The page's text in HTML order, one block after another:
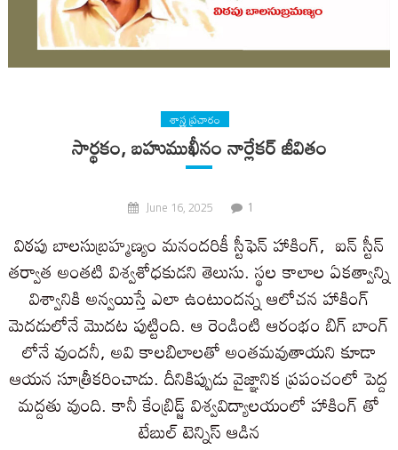
శాస్త్ర ప్రచారం
సార్థకం, బహుముఖీనం నార్లేకర్ జీవితం
June 16, 2025 1
విఠపు బాలసుబ్రహ్మణ్యం మనందరికీ స్టీఫెన్ హాకింగ్, ఐన్ స్టీన్
తర్వాత అంతటి విశ్వశోధకుడని తెలుసు. స్థల కాలాల ఏకత్వాన్ని
విశ్వానికి అన్వయిస్తే ఎలా ఉంటుందన్న ఆలోచన హాకింగ్
మెదడులోనే మొదట పుట్టింది. ఆ రెండింటి ఆరంభం బిగ్ బాంగ్
లోనే వుందనీ, అవి కాలబిలాలతో అంతమవుతాయని కూడా
ఆయన సూత్రీకరించాడు. దీనికిప్పుడు వైజ్ఞానిక ప్రపంచంలో పెద్ద
మద్దతు వుంది. కానీ కేంబ్రిడ్జ్ విశ్వవిద్యాలయంలో హాకింగ్ తో
టేబుల్ టెన్నిస్ ఆడిన